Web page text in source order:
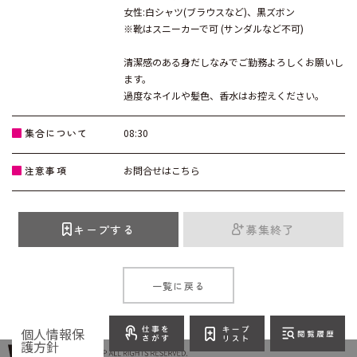
個人情報保
護方針
女性:白シャツ(ブラウスなど)、黒ズボン
※靴はスニーカーで可 (サンダルなど不可)
清潔感のある身だしなみでご勤務よろしくお願いし
ます。
過度なネイルや髪色、香水はお控えください。
集合について 08:30
注意事項 お問合せはこちら
キープする 募集終了
一覧に戻る